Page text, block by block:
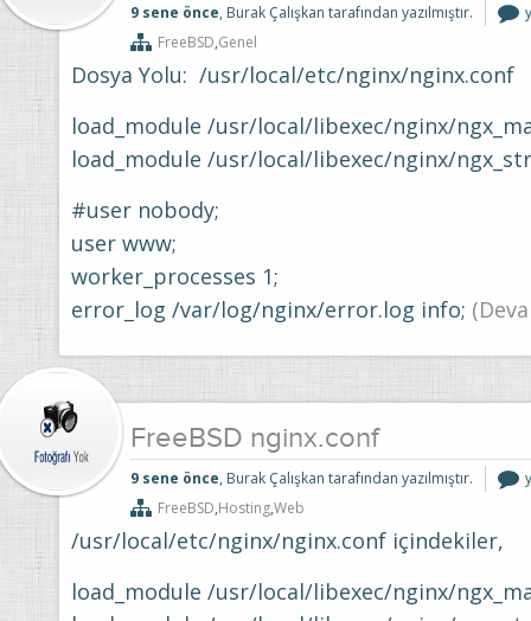
9 sene önce, Burak Çalışkan tarafından yazılmıştır.
FreeBSD,Genel
Dosya Yolu: /usr/local/etc/nginx/nginx.conf
load_module /usr/local/libexec/nginx/
load_module /usr/local/libexec/nginx/
#user nobody;
user www;
worker_processes 1;
error_log /var/log/nginx/error.log info;
FreeBSD nginx.conf
9 sene önce, Burak Çalışkan tarafından yazılmıştır.
FreeBSD,Hosting,Web
/usr/local/etc/nginx/nginx.conf içindekiler,
load_module /usr/local/libexec/nginx/